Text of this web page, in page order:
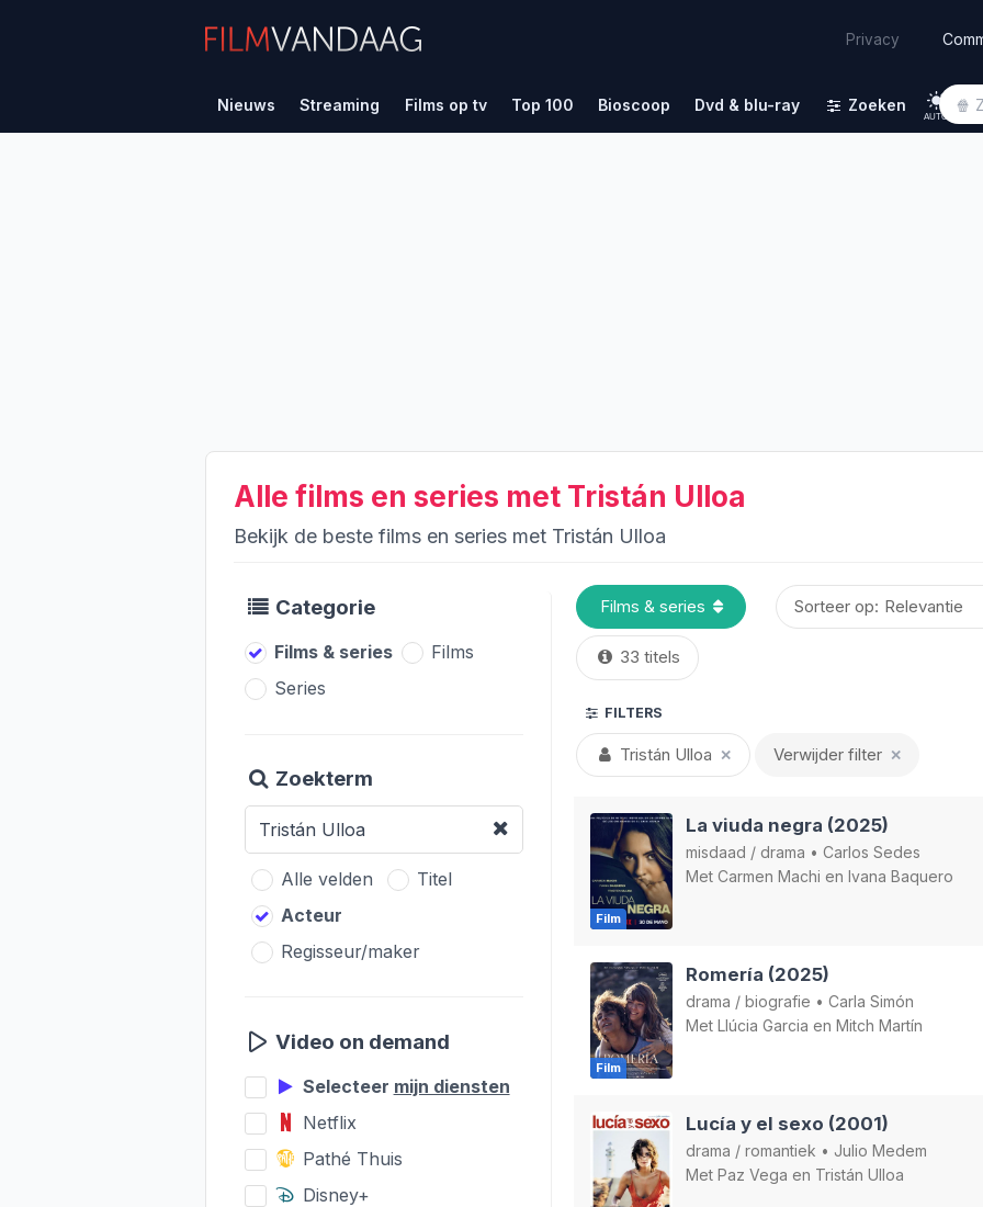
Privacy
Nieuws Streaming Films op tv Top 100 Bioscoop Dvd & blu-ray Zoeken
AUTO
Alle films en series met Tristán Ulloa
Bekijk de beste films en series met Tristán Ulloa
Categorie
Films & series
Films
Series
Zoekterm
Alle velden
Titel
Acteur
Regisseur/maker
Video on demand
Selecteer mijn diensten
Netflix
Pathé Thuis
Disney+
33 titels
Sorteer op:
FILTERS
Tristán Ulloa ✕ Verwijder filter ✕
Film
La viuda negra (2025)
misdaad / drama • Carlos Sedes
Met Carmen Machi en Ivana Baquero
Film
Romería (2025)
drama / biografie • Carla Simón
Met Llúcia Garcia en Mitch Martín
Lucía y el sexo (2001)
drama / romantiek • Julio Medem
Met Paz Vega en Tristán Ulloa